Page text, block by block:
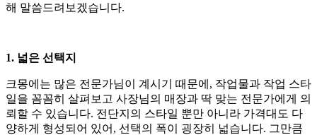
해 말씀드려보겠습니다.
1. 넓은 선택지
크몽에는 많은 전문가님이 계시기 때문에, 작업물과 작업 스타
일을 꼼꼼히 살펴보고 사장님의 매장과 딱 맞는 전문가에게 의
뢰할 수 있습니다. 전단지의 스타일 뿐만 아니라 가격대도 다
양하게 형성되어 있어, 선택의 폭이 굉장히 넓습니다. 그만큼